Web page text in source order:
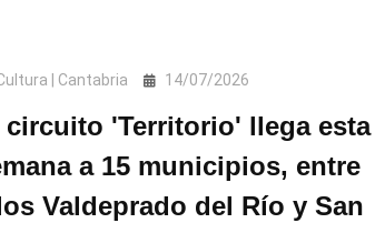
| Cantabria 14/07/2026
circuito 'Territorio' llega esta
a 15 municipios, entre
Valdeprado del Río y San